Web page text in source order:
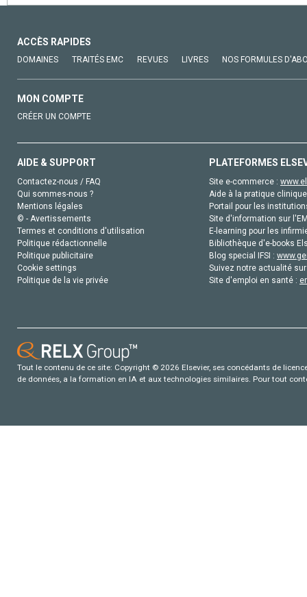
ACCÈS RAPIDES
DOMAINES TRAITÉS EMC REVUES LIVRES NOS FORMULES
MON COMPTE
CRÉER UN COMPTE
AIDE & SUPPORT
Contactez-nous / FAQ
Qui sommes-nous ?
Mentions légales
© - Avertissements
Termes et conditions d'utilisation
Politique rédactionnelle
Politique publicitaire
Cookie settings
Politique de la vie privée
PLATEFORMES
Site e-commerce :
Aide à la pratique
Portail pour les
Site d'information sur
E-learning pour les
Bibliothèque d'e-books
Blog special IFSI :
Suivez notre actualité
Site d'emploi en santé :
Tout le contenu de ce site: Copyright © 2026 Elsevier, ses concédants de
de données, a la formation en IA et aux technologies similaires. Pour tout